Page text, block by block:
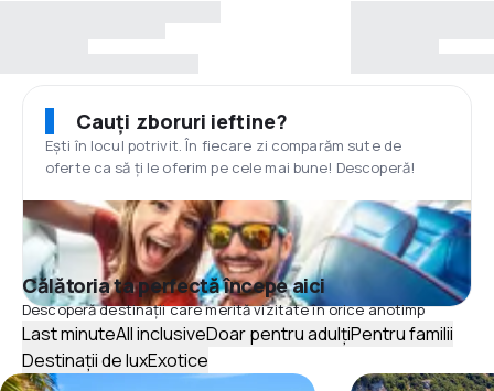
Cauți zboruri ieftine?
Ești în locul potrivit. În fiecare zi comparăm sute de
oferte ca să ți le oferim pe cele mai bune! Descoperă!
Călătoria ta perfectă începe aici
Descoperă destinații care merită vizitate în orice anotimp
Last minuteAll inclusiveDoar pentru adulțiPentru familii
Destinații de luxExotice